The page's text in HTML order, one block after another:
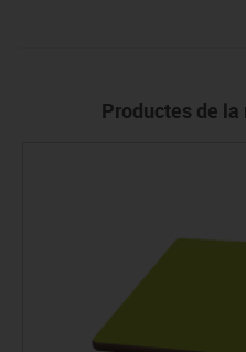
Productes de